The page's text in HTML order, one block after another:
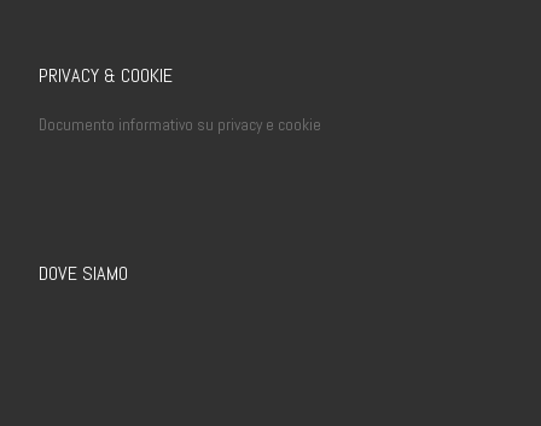
PRIVACY & COOKIE
Documento informativo su privacy e cookie
DOVE SIAMO